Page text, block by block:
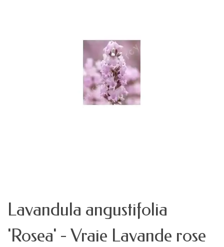
Lavandula angustifolia
'Rosea' - Vraie Lavande rose